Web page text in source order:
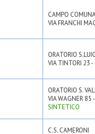
CAMPO
VIA FRANCHI
ORATORIO
VIA TINTORI 23
ORATORIO S.
VIA WAGNER 85
SINTETICO
C.S. CAMERONI